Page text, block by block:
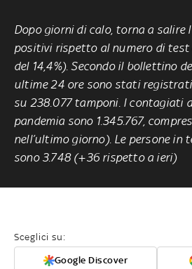
Dopo giorni di calo, torna a salire
positivi rispetto al numero di
del 14,4%). Secondo il bollettino
ultime 24 ore sono stati
su 238.077 tamponi. I contagiati
pandemia sono 1.345.767,
nell’ultimo giorno). Le persone in
sono 3.748 (+36 rispetto a ieri)
Sceglici su:
Google Discover